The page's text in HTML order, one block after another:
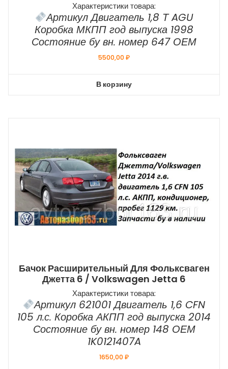
Характеристики товара:
Артикул Двигатель 1,8 Т AGU
Коробка МКПП год выпуска 1998
Состояние бу вн. номер 647 ОЕМ
5500,00₽
В корзину
Бачок Расширительный Для Фольксваген
Джетта 6 / Volkswagen Jetta 6
Характеристики товара:
Артикул 621001 Двигатель 1,6 CFN
105 л.с. Коробка АКПП год выпуска 2014
Состояние бу вн. номер 148 ОЕМ
1K0121407A
1650,00₽